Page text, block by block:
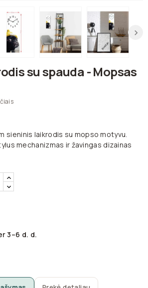
su spauda - Mopsas
sieninis laikrodis su mopso motyvu.
mechanizmas ir žavingas dizainas
3–6 d. d.